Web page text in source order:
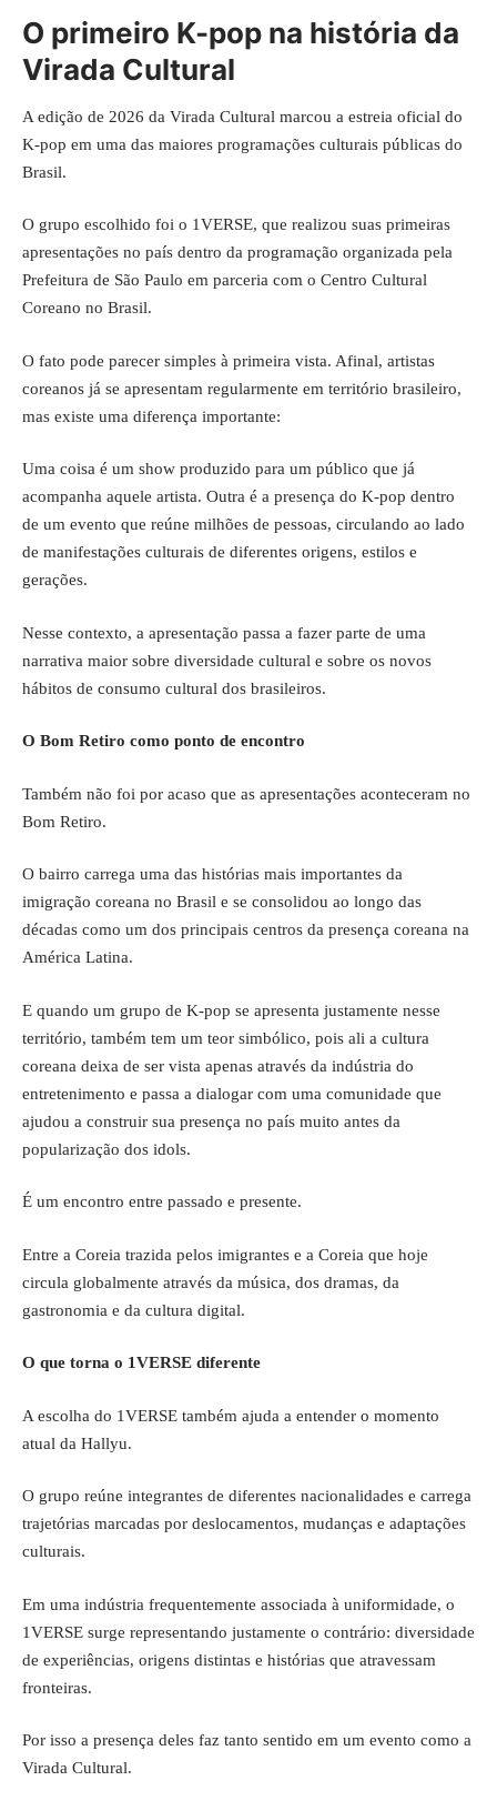
O primeiro K-pop na história da
Virada Cultural
A edição de 2026 da Virada Cultural marcou a estreia oficial do
K-pop em uma das maiores programações culturais públicas do
Brasil.
O grupo escolhido foi o 1VERSE, que realizou suas primeiras
apresentações no país dentro da programação organizada pela
Prefeitura de São Paulo em parceria com o Centro Cultural
Coreano no Brasil.
O fato pode parecer simples à primeira vista. Afinal, artistas
coreanos já se apresentam regularmente em território brasileiro,
mas existe uma diferença importante:
Uma coisa é um show produzido para um público que já
acompanha aquele artista. Outra é a presença do K-pop dentro
de um evento que reúne milhões de pessoas, circulando ao lado
de manifestações culturais de diferentes origens, estilos e
gerações.
Nesse contexto, a apresentação passa a fazer parte de uma
narrativa maior sobre diversidade cultural e sobre os novos
hábitos de consumo cultural dos brasileiros.
O Bom Retiro como ponto de encontro
Também não foi por acaso que as apresentações aconteceram no
Bom Retiro.
O bairro carrega uma das histórias mais importantes da
imigração coreana no Brasil e se consolidou ao longo das
décadas como um dos principais centros da presença coreana na
América Latina.
E quando um grupo de K-pop se apresenta justamente nesse
território, também tem um teor simbólico, pois ali a cultura
coreana deixa de ser vista apenas através da indústria do
entretenimento e passa a dialogar com uma comunidade que
ajudou a construir sua presença no país muito antes da
popularização dos idols.
É um encontro entre passado e presente.
Entre a Coreia trazida pelos imigrantes e a Coreia que hoje
circula globalmente através da música, dos dramas, da
gastronomia e da cultura digital.
O que torna o 1VERSE diferente
A escolha do 1VERSE também ajuda a entender o momento
atual da Hallyu.
O grupo reúne integrantes de diferentes nacionalidades e carrega
trajetórias marcadas por deslocamentos, mudanças e adaptações
culturais.
Em uma indústria frequentemente associada à uniformidade, o
1VERSE surge representando justamente o contrário: diversidade
de experiências, origens distintas e histórias que atravessam
fronteiras.
Por isso a presença deles faz tanto sentido em um evento como a
Virada Cultural.